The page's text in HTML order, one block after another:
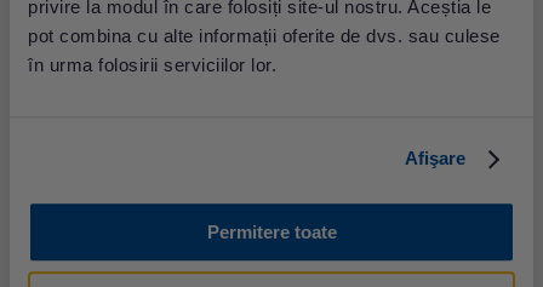
privire la modul în care folosiți site-ul nostru. Aceștia le
pot combina cu alte informații oferite de dvs. sau culese
în urma folosirii serviciilor lor.
Afişare
Permitere toate
formarea deprinderilor igienice.